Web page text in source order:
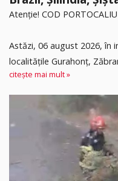
Atenție! COD PORTOCALIU
Astăzi, 06 august 2026, în
localitățile Gurahonț,
citește mai mult »